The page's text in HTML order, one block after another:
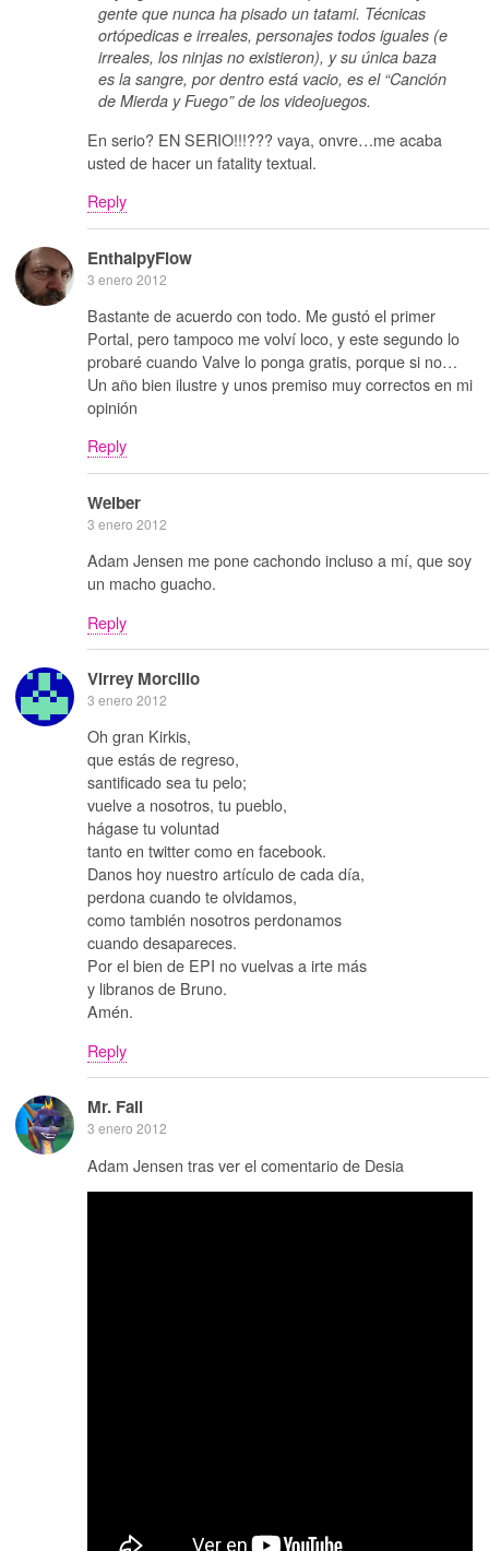
gente que nunca ha pisado un tatami. Técnicas
ortópedicas e irreales, personajes todos iguales (e
irreales, los ninjas no existieron), y su única baza
es la sangre, por dentro está vacio, es el “Canción
de Mierda y Fuego” de los videojuegos.
En serio? EN SERIO!!!??? vaya, onvre…me acaba
usted de hacer un fatality textual.
Reply
EnthalpyFlow
3 enero 2012
Bastante de acuerdo con todo. Me gustó el primer
Portal, pero tampoco me volví loco, y este segundo lo
probaré cuando Valve lo ponga gratis, porque si no…
Un año bien ilustre y unos premiso muy correctos en mi
opinión
Reply
Weiber
3 enero 2012
Adam Jensen me pone cachondo incluso a mí, que soy
un macho guacho.
Reply
Virrey Morcillo
3 enero 2012
Oh gran Kirkis,
que estás de regreso,
santificado sea tu pelo;
vuelve a nosotros, tu pueblo,
hágase tu voluntad
tanto en twitter como en facebook.
Danos hoy nuestro artículo de cada día,
perdona cuando te olvidamos,
como también nosotros perdonamos
cuando desapareces.
Por el bien de EPI no vuelvas a irte más
y libranos de Bruno.
Amén.
Reply
Mr. Fail
3 enero 2012
Adam Jensen tras ver el comentario de Desia